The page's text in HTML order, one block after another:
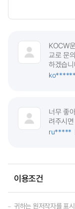
KOCW
교로 문
하겠습
너무 좋
려주시
ru*****
이용조건
귀하는 원저작자를 표